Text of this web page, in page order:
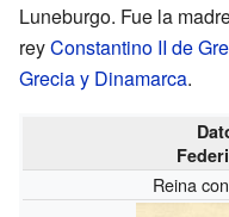
Luneburgo. Fue la
reyConstantino II de
Grecia y Dinamarca.
Reina